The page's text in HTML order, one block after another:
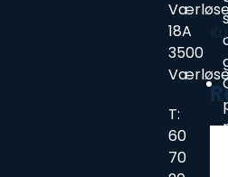
18A
3500
T:
60
70